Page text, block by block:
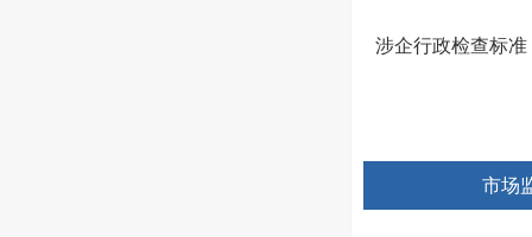
涉企行政检查标准
市场